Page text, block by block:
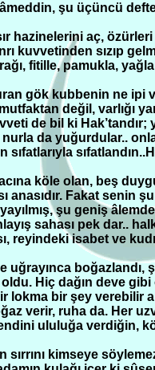
şu üçüncü
hazinelerini aç,
kuvvetinden sızıp
fitille, pamukla,
gök kubbenin ne ipi
değil, varlığı
de bil ki
nurla da yuğurdular..
sıfatlarıyla
köle olan, beş
anasıdır. Fakat senin
şu geniş
sahası pek dar..
reyindeki isabet ve
uğrayınca
oldu. Hiç dağın deve
lokma bir şey verebilir
verir, ruha da. Her
ululuğa verdiğin,
sırrını kimseye